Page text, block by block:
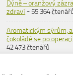
Dýně – oranžový
zdraví- 55 364
Aromatickým sýrům,
čokoládě se po
42 473 čtenářů